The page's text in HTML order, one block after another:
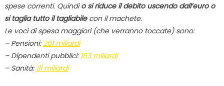
spese correnti. Quindio si riduce il debito uscendo dall’euro o
si taglia tutto il tagliabilecon il machete.
Le voci di spesa maggiori (che verranno toccate) sono:
– Pensioni:261 miliardi
– Dipendenti pubblici: 163 miliardi
– Sanità: 111 miliardi